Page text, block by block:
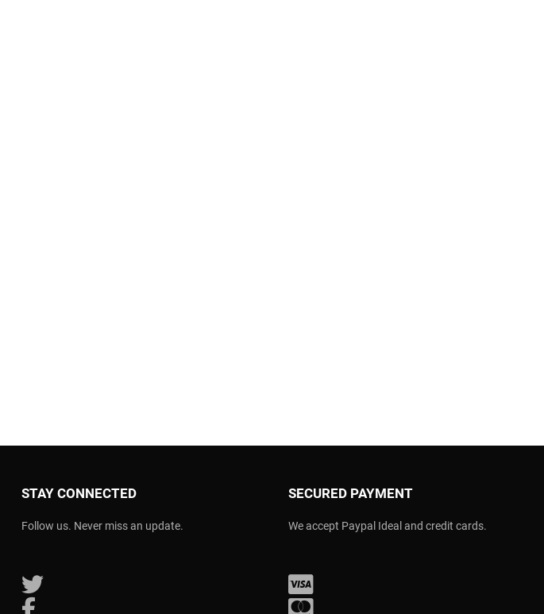
STAY CONNECTED
Follow us. Never miss an update.
Follow us on Twitter
SECURED PAYMENT
We accept Paypal Ideal and credit cards.